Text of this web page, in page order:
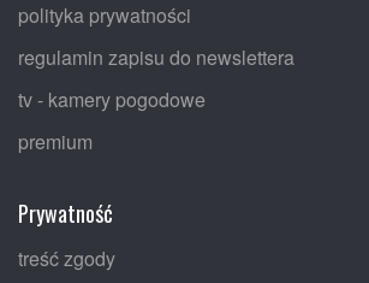
polityka prywatności
regulamin zapisu do newslettera
tv - kamery pogodowe
premium
Prywatność
treść zgody